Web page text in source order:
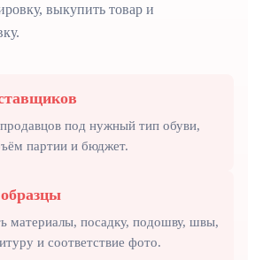
выкупить товар и
под нужный тип обуви,
партии и бюджет.
материалы, посадку, подошву, швы,
и соответствие фото.